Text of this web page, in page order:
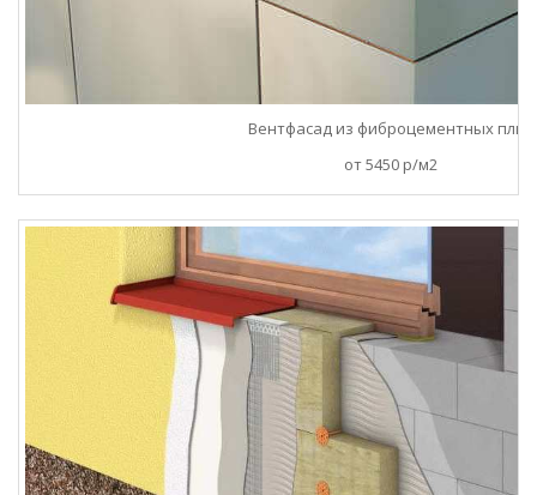
Вентфасад из фиброцементных плит
от 5450 р/м2